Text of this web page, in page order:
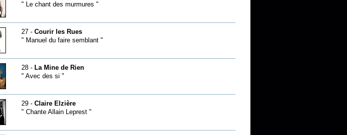
" Le chant des murmures "
27 - Courir les Rues
" Manuel du faire semblant "
28 - La Mine de Rien
" Avec des si "
29 - Claire Elzière
" Chante Allain Leprest "